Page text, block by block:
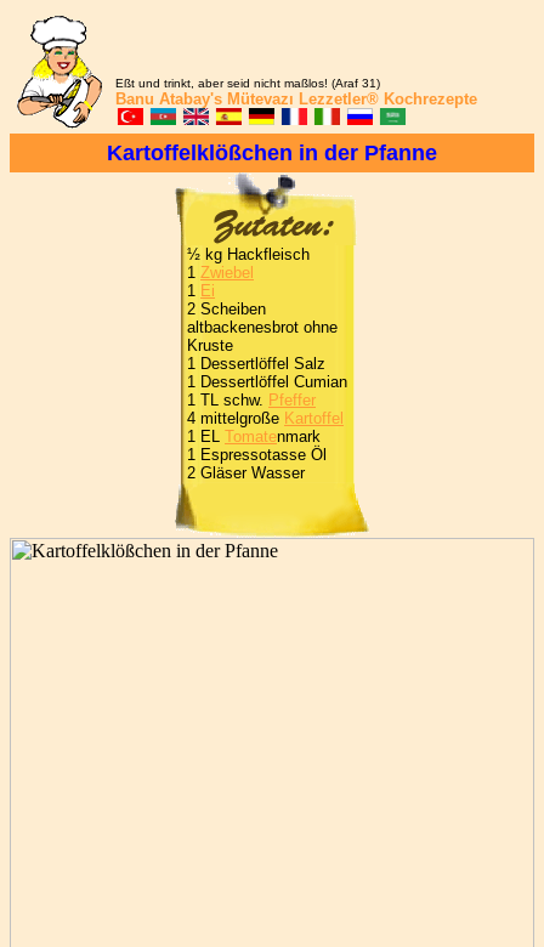
Eßt und trinkt, aber seid nicht maßlos! (Araf 31)
Banu Atabay's Mütevazı Lezzetler® Kochrezepte
Kartoffelklößchen in der Pfanne
½ kg Hackfleisch
1 Zwiebel
1 Ei
2 Scheiben
altbackenesbrot ohne
Kruste
1 Dessertlöffel Salz
1 Dessertlöffel Cumian
1 TL schw. Pfeffer
4 mittelgroße Kartoffel
1 EL Tomatenmark
1 Espressotasse Öl
2 Gläser Wasser